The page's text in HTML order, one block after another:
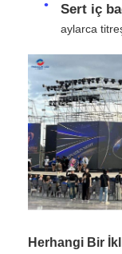
Kalite kontrolü
Bize Ulaşın
Haberler
Durumlar
Sert iç
aylarca
Herhangi Bir